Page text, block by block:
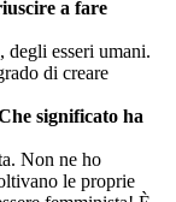
a fare
degli esseri umani.
di creare
significato ha
Non ne ho
le proprie